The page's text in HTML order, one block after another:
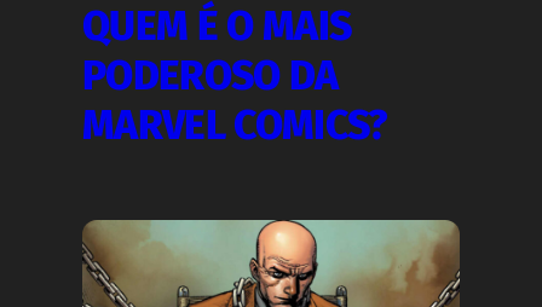
QUEM É O MAIS
PODEROSO DA
MARVEL COMICS?